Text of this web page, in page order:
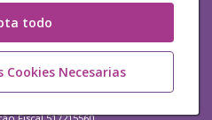
todo
Cookies Necesarias